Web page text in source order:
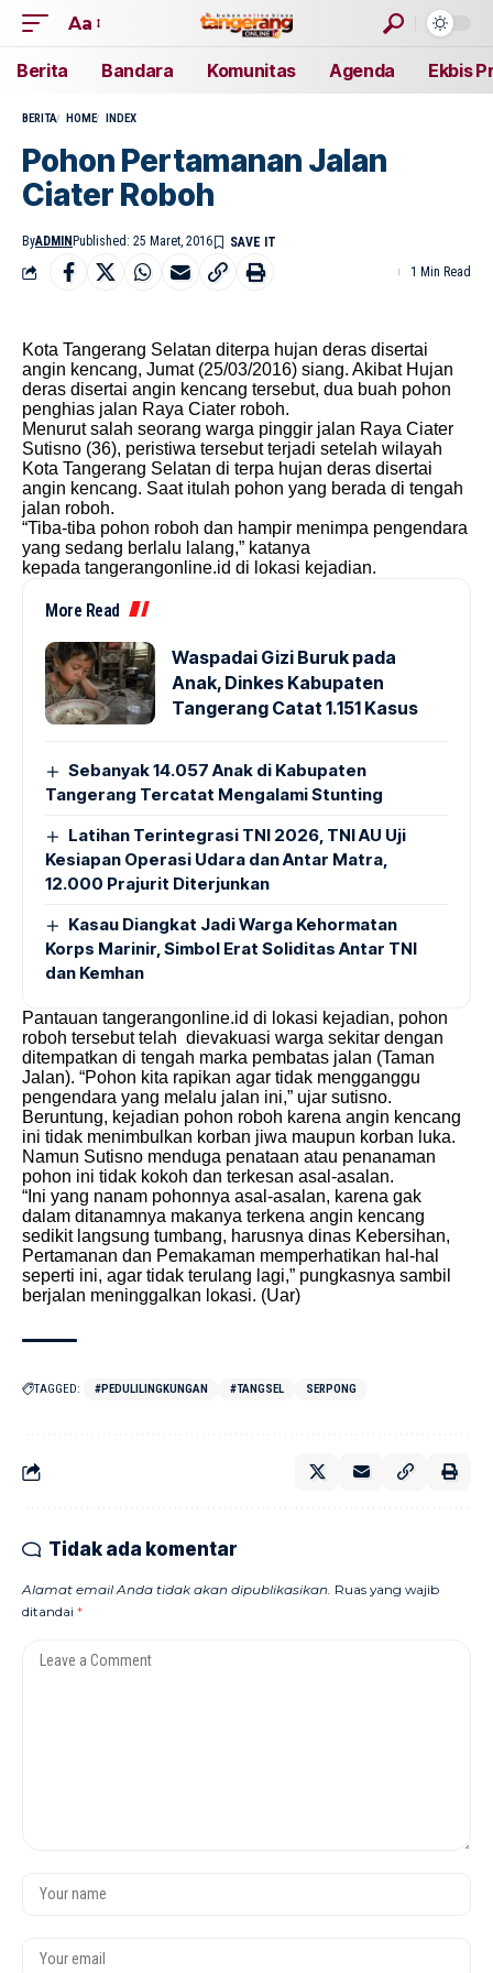
Aa
Berita Bandara Komunitas Agenda Ekbis
BERITA HOME INDEX
Pohon Pertamanan Jalan
Ciater Roboh
ByADMIN Published: 25 Maret, 2016
1 Min Read
Kota Tangerang Selatan diterpa hujan deras disertai
angin kencang, Jumat (25/03/2016) siang. Akibat Hujan
deras disertai angin kencang tersebut, dua buah pohon
penghias jalan Raya Ciater roboh.
Menurut salah seorang warga pinggir jalan Raya Ciater
Sutisno (36), peristiwa tersebut terjadi setelah wilayah
Kota Tangerang Selatan di terpa hujan deras disertai
angin kencang. Saat itulah pohon yang berada di tengah
jalan roboh.
“Tiba-tiba pohon roboh dan hampir menimpa pengendara
yang sedang berlalu lalang,” katanya
kepada tangerangonline.id di lokasi kejadian.
More Read
Waspadai Gizi Buruk pada
Anak, Dinkes Kabupaten
Tangerang Catat 1.151 Kasus
Sebanyak 14.057 Anak di Kabupaten
Tangerang Tercatat Mengalami Stunting
Latihan Terintegrasi TNI 2026, TNI AU Uji
Kesiapan Operasi Udara dan Antar Matra,
12.000 Prajurit Diterjunkan
Kasau Diangkat Jadi Warga Kehormatan
Korps Marinir, Simbol Erat Soliditas Antar TNI
dan Kemhan
Pantauan tangerangonline.id di lokasi kejadian, pohon
roboh tersebut telah dievakuasi warga sekitar dengan
ditempatkan di tengah marka pembatas jalan (Taman
Jalan). “Pohon kita rapikan agar tidak mengganggu
pengendara yang melalu jalan ini,” ujar sutisno.
Beruntung, kejadian pohon roboh karena angin kencang
ini tidak menimbulkan korban jiwa maupun korban luka.
Namun Sutisno menduga penataan atau penanaman
pohon ini tidak kokoh dan terkesan asal-asalan.
“Ini yang nanam pohonnya asal-asalan, karena gak
dalam ditanamnya makanya terkena angin kencang
sedikit langsung tumbang, harusnya dinas Kebersihan,
Pertamanan dan Pemakaman memperhatikan hal-hal
seperti ini, agar tidak terulang lagi,” pungkasnya sambil
berjalan meninggalkan lokasi. (Uar)
TAGGED: #PEDULILINGKUNGAN #TANGSEL SERPONG
Tidak ada komentar
Alamat email Anda tidak akan dipublikasikan. Ruas yang wajib
ditandai *